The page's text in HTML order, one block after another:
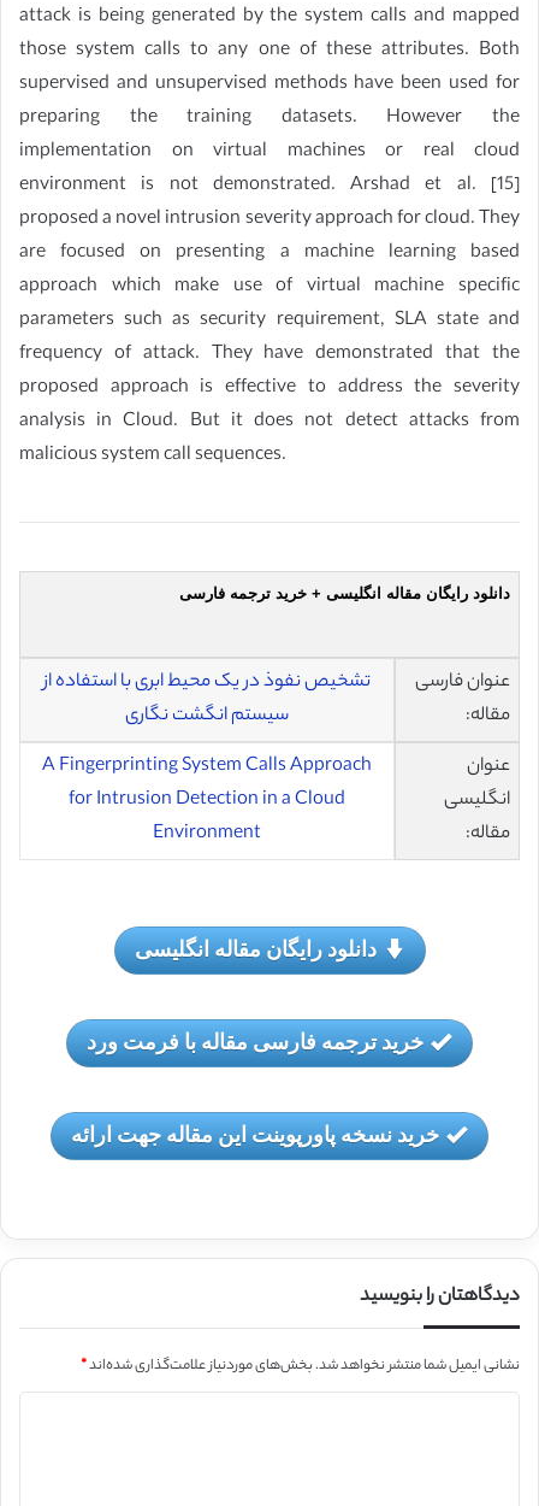
attack is being generated by the system calls and mapped
those system calls to any one of these attributes. Both
supervised and unsupervised methods have been used for
preparing the training datasets. However the
implementation on virtual machines or real cloud
environment is not demonstrated. Arshad et al. [15]
proposed a novel intrusion severity approach for cloud. They
are focused on presenting a machine learning based
approach which make use of virtual machine specific
parameters such as security requirement, SLA state and
frequency of attack. They have demonstrated that the
proposed approach is effective to address the severity
analysis in Cloud. But it does not detect attacks from
malicious system call sequences.
دانلود رایگان مقاله انگلیسی + خرید ترجمه فارسی
عنوان فارسی
مقاله:
تشخیص نفوذ در یک محیط ابری با استفاده از
سیستم انگشت نگاری
عنوان
انگلیسی
مقاله:
A Fingerprinting System Calls Approach
for Intrusion Detection in a Cloud
Environment
دانلود رایگان مقاله انگلیسی
خرید ترجمه فارسی مقاله با فرمت ورد
خرید نسخه پاورپوینت این مقاله جهت ارائه
دیدگاهتان را بنویسید
نشانی ایمیل شما منتشر نخواهد شد.بخش‌های موردنیاز علامت‌گذاری شده‌اند*